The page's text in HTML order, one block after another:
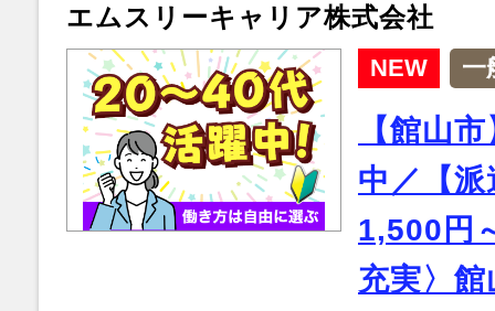
エムスリーキャリア株式会社
NEW 一
【館山
中／【
1,500円
充実〉